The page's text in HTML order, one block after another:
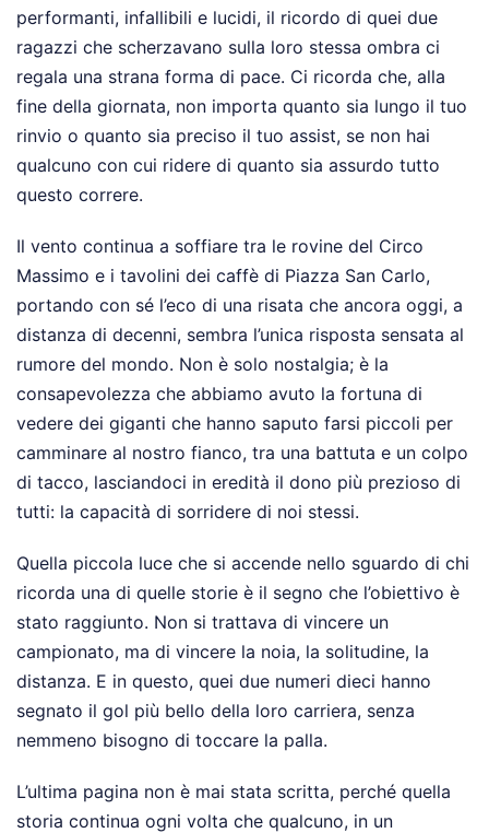
performanti, infallibili e lucidi, il ricordo di quei due
ragazzi che scherzavano sulla loro stessa ombra ci
regala una strana forma di pace. Ci ricorda che, alla
fine della giornata, non importa quanto sia lungo il tuo
rinvio o quanto sia preciso il tuo assist, se non hai
qualcuno con cui ridere di quanto sia assurdo tutto
questo correre.
Il vento continua a soffiare tra le rovine del Circo
Massimo e i tavolini dei caffè di Piazza San Carlo,
portando con sé l’eco di una risata che ancora oggi, a
distanza di decenni, sembra l’unica risposta sensata al
rumore del mondo. Non è solo nostalgia; è la
consapevolezza che abbiamo avuto la fortuna di
vedere dei giganti che hanno saputo farsi piccoli per
camminare al nostro fianco, tra una battuta e un colpo
di tacco, lasciandoci in eredità il dono più prezioso di
tutti: la capacità di sorridere di noi stessi.
Quella piccola luce che si accende nello sguardo di chi
ricorda una di quelle storie è il segno che l’obiettivo è
stato raggiunto. Non si trattava di vincere un
campionato, ma di vincere la noia, la solitudine, la
distanza. E in questo, quei due numeri dieci hanno
segnato il gol più bello della loro carriera, senza
nemmeno bisogno di toccare la palla.
L’ultima pagina non è mai stata scritta, perché quella
storia continua ogni volta che qualcuno, in un